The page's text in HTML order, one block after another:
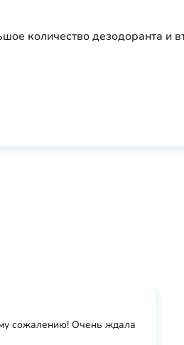
количество дезодоранта и
сожалению! Очень ждала